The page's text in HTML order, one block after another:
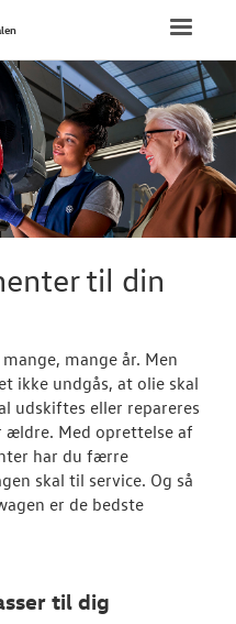
FORSIDE
NYE
NYE VAREBILER
BRUGTE BILER
Koncepter og
Hjulskifte
Toggle
til din
mange år. Men
ikke undgås, at olie skal
udskiftes eller repareres
ældre. Med oprettelse af
har du færre
skal til service. Og så
er de bedste
til dig